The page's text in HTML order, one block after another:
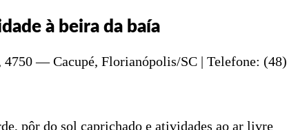
à beira da baía
4750 — Cacupé, Florianópolis/SC | Telefone: (48)
pôr do sol caprichado e atividades ao ar livre